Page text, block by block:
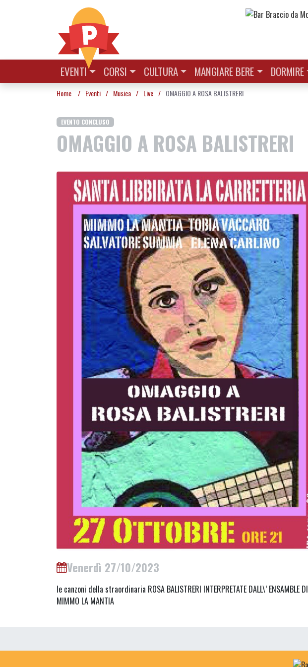
EVENTI CORSI CULTURA MANGIARE BERE DORMIRE
Home / Eventi / Musica / Live / OMAGGIO A ROSA BALISTRERI
EVENTO CONCLUSO
OMAGGIO A ROSA BALISTRERI
Venerdì 27/10/2023
le canzoni della straordinaria ROSA BALISTRERI INTERPRETATE DALL\’ ENSAMBLE DI
MIMMO LA MANTIA